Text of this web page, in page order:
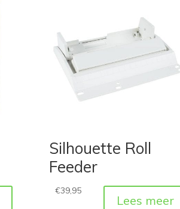
Silhouette Roll
Feeder
€39,95
Lees meer